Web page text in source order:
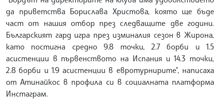
да приветства Борислава Христова, която ще бъде
част от нашия отбор през следващите две години.
Българският гард игра през изминалия сезон в Жирона,
като постигна средно 9.8 точки, 2.7 борби и 1.5
асистенции в първенството на Испания и 14.3 точки,
2.8 борби и 1.9 асистенции в евротурнирите", написаха
от Атинайкос в профила си в социалната платформа
Инстаграм.